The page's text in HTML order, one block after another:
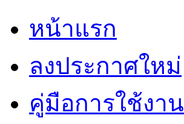
หน้าแรก
ลงประกาศใหม่
คู่มือการใช้งาน